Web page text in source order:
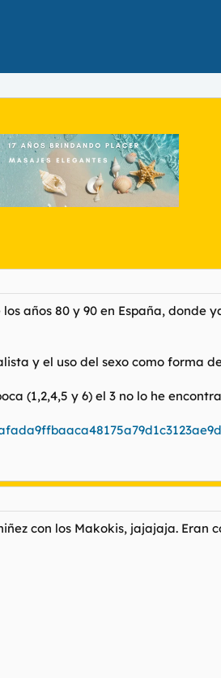
años 80 y 90 en España,
y el uso del sexo como forma
(1,2,4,5 y 6) el 3 no lo he
con los Makokis, jajajaja. Eran